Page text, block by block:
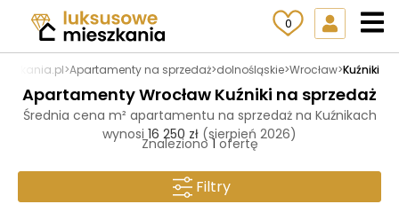
0
>Apartamenty na sprzedaż>dolnośląskie>Wrocław>Kuźniki
Apartamenty Wrocław Kuźniki na sprzedaż
Średnia cena m² apartamentu na sprzedaż na Kuźnikach
wynosi 16 250 zł (sierpień 2026)
Znaleziono1ofertę
Filtry